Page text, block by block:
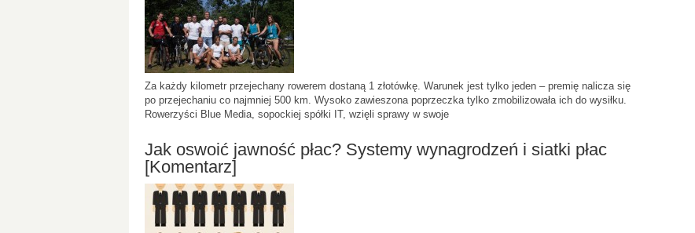
Za każdy kilometr przejechany rowerem dostaną 1 złotówkę. Warunek jest tylko jeden – premię nalicza się
po przejechaniu co najmniej 500 km. Wysoko zawieszona poprzeczka tylko zmobilizowała ich do wysiłku.
Rowerzyści Blue Media, sopockiej spółki IT, wzięli sprawy w swoje
Jak oswoić jawność płac? Systemy wynagrodzeń i siatki płac
[Komentarz]